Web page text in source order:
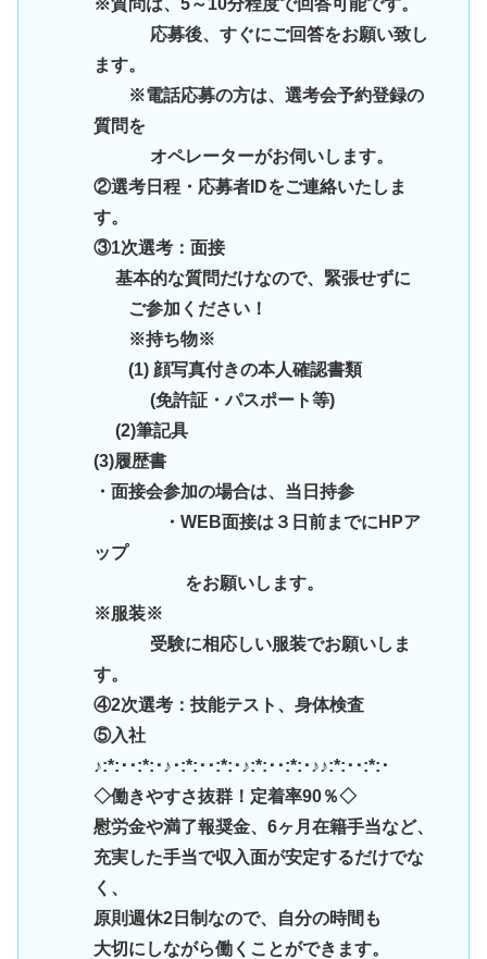
応募後、すぐにご回答をお願い致し
ます。
※電話応募の方は、選考会予約登録の
質問を
オペレーターがお伺いします。
②選考日程・応募者IDをご連絡いたしま
す。
③1次選考：面接
基本的な質問だけなので、緊張せずに
ご参加ください！
※持ち物※
(1) 顔写真付きの本人確認書類
(免許証・パスポート等)
(2)筆記具
(3)履歴書
・面接会参加の場合は、当日持参
・WEB面接は３日前までにHPア
ップ
をお願いします。
※服装※
受験に相応しい服装でお願いしま
す。
④2次選考：技能テスト、身体検査
⑤入社
♪:*:･･:*:･♪･:*:･･:*:･♪:*:･･:*:･♪♪:*:･･:*:･
◇働きやすさ抜群！定着率90％◇
慰労金や満了報奨金、6ヶ月在籍手当など、
充実した手当で収入面が安定するだけでな
く、
原則週休2日制なので、自分の時間も
大切にしながら働くことができます。